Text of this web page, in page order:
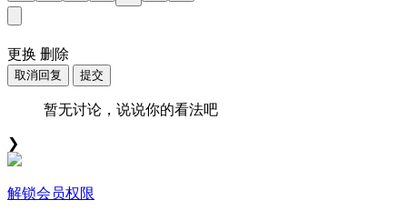
更换 删除
取消回复 提交
暂无讨论，说说你的看法吧
❯
解锁会员权限